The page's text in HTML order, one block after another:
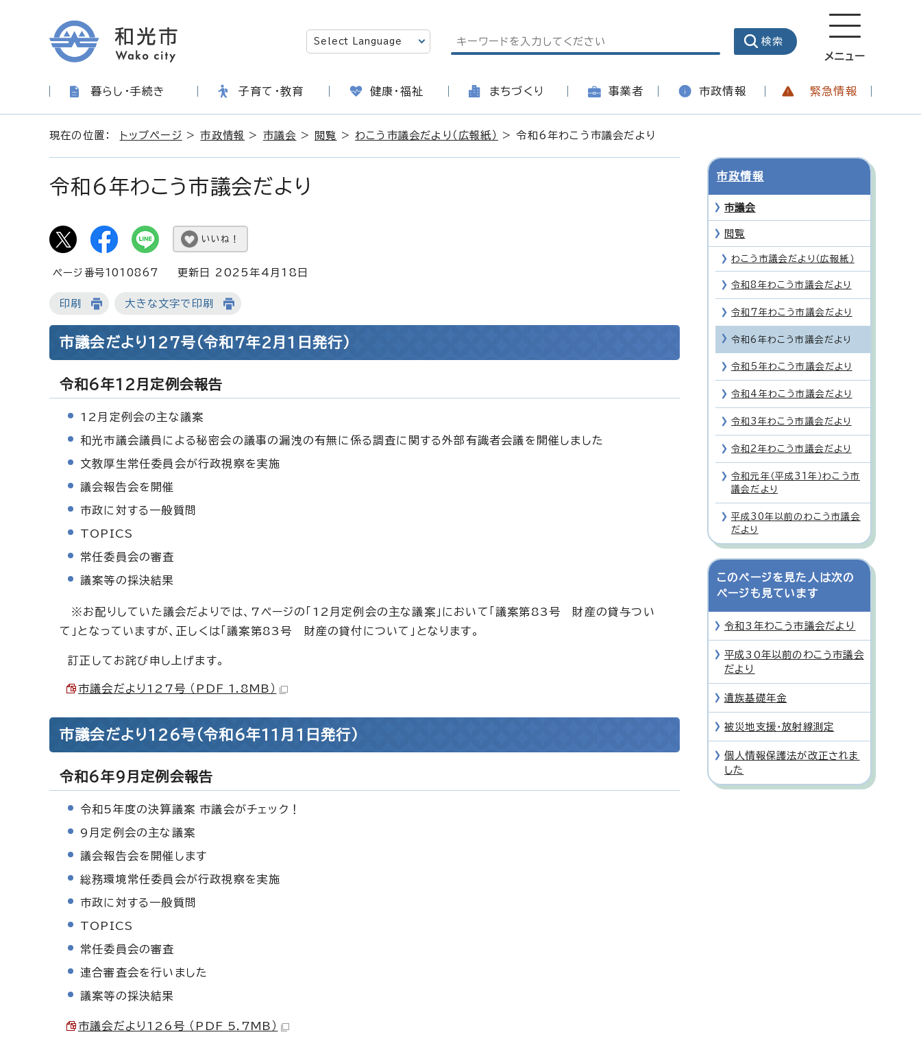
メニュー
暮らし・手続き 子育て・教育 健康・福祉 まちづくり 事業者 市政情報 緊急情報
現在の位置： トップページ >市政情報 > 市議会 > 閲覧 >わこう市議会だより（広報紙） > 令和6年わこう市議会だより
令和6年わこう市議会だより
いいね！
ページ番号1010867 更新日 2025年4月18日
印刷 大きな文字で印刷
市議会だより127号（令和7年2月1日発行）
令和6年12月定例会報告
12月定例会の主な議案
和光市議会議員による秘密会の議事の漏洩の有無に係る調査に関する外部有識者会議を開催しました
文教厚生常任委員会が行政視察を実施
議会報告会を開催
市政に対する一般質問
TOPICS
常任委員会の審査
議案等の採決結果
※お配りしていた議会だよりでは、7ページの「12月定例会の主な議案」において「議案第83号 財産の貸与つい
て」となっていますが、正しくは「議案第83号 財産の貸付について」となります。
訂正してお詫び申し上げます。
市議会だより127号 （PDF 1.8MB）
市議会だより126号（令和6年11月1日発行）
令和6年9月定例会報告
令和5年度の決算議案 市議会がチェック！
9月定例会の主な議案
議会報告会を開催します
総務環境常任委員会が行政視察を実施
市政に対する一般質問
TOPICS
常任委員会の審査
連合審査会を行いました
議案等の採決結果
市議会だより126号 （PDF 5.7MB）
市政情報
市議会
閲覧
わこう市議会だより（広報紙）
令和8年わこう市議会だより
令和7年わこう市議会だより
令和6年わこう市議会だより
令和5年わこう市議会だより
令和4年わこう市議会だより
令和3年わこう市議会だより
令和2年わこう市議会だより
令和元年（平成31年）わこう市
議会だより
平成30年以前のわこう市議会
だより
このページを見た人は次の
ページも見ています
令和3年わこう市議会だより
平成30年以前のわこう市議会
だより
遺族基礎年金
被災地支援・放射線測定
個人情報保護法が改正されま
した